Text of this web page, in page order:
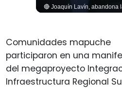
Comunidades mapuche
participaron en una
del megaproyecto
Infraestructura Regional